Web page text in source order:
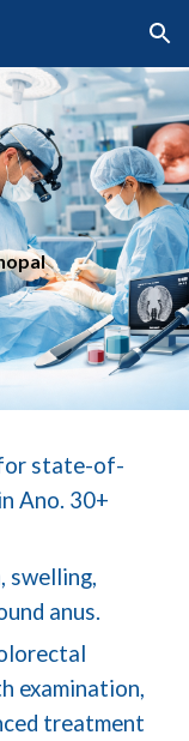
Skip to navigation
state-of-
Ano. 30+
swelling,
anus.
examination,
treatment